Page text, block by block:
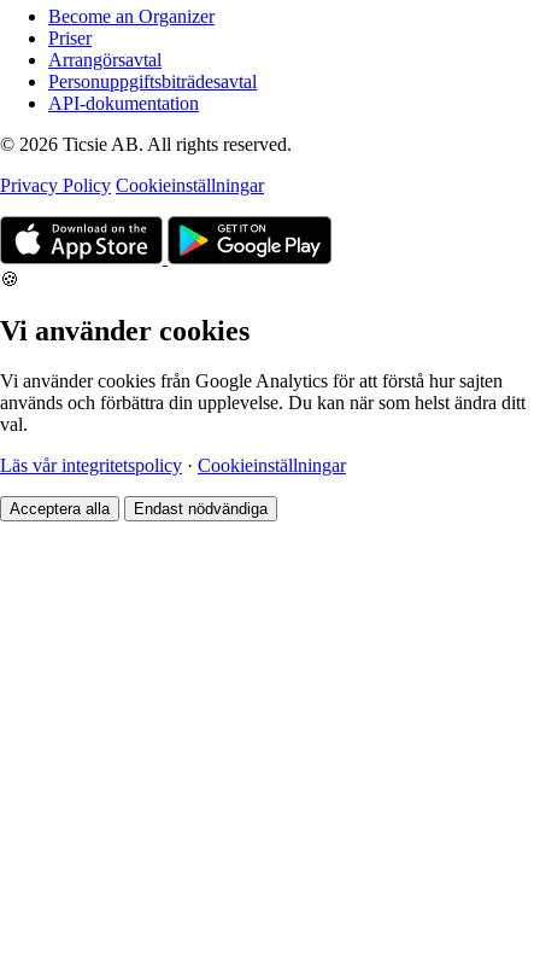
Become an Organizer
Priser
Arrangörsavtal
Personuppgiftsbiträdesavtal
API-dokumentation
© 2026 Ticsie AB. All rights reserved.
Privacy Policy Cookieinställningar
🍪
Vi använder cookies
Vi använder cookies från Google Analytics för att förstå hur sajten
används och förbättra din upplevelse. Du kan när som helst ändra ditt
val.
Läs vår integritetspolicy · Cookieinställningar
Acceptera alla Endast nödvändiga